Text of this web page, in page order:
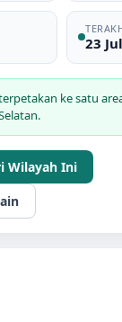
23
ke satu
Wilayah Ini